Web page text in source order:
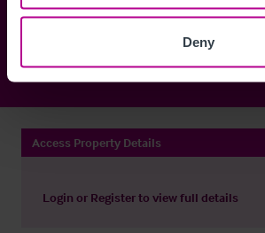
Deny
Access Property Details
Login or Registerto view full details